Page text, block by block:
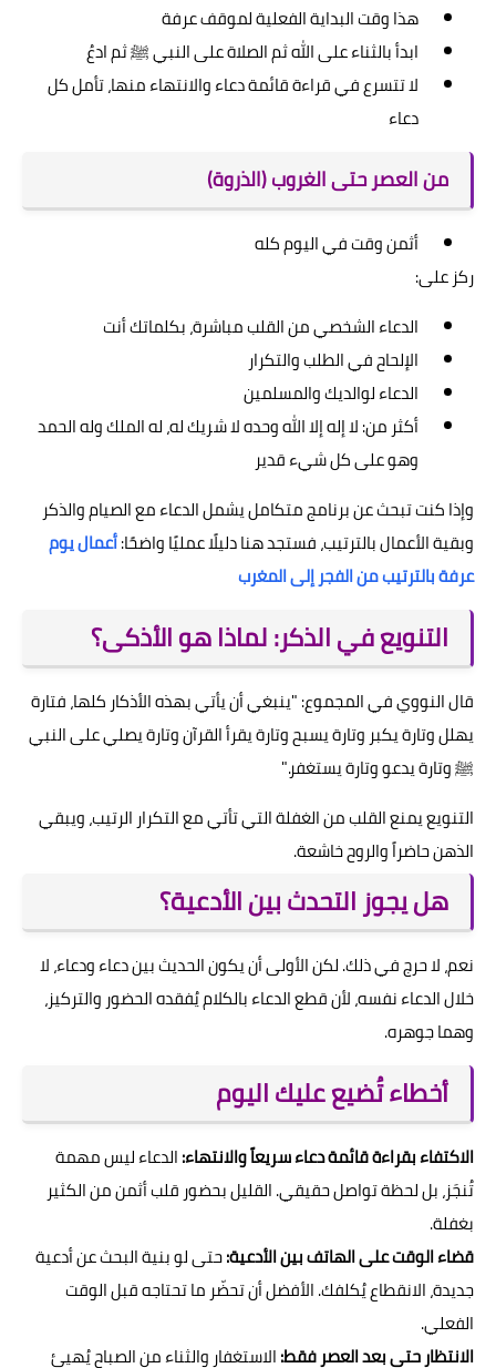
هذا وقت البداية الفعلية لموقف عرفة
ابدأ بالثناء على الله ثم الصلاة على النبي ﷺ ثم ادعُ
لا تتسرع في قراءة قائمة دعاء والانتهاء منها، تأمل كل
دعاء
من العصر حتى الغروب (الذروة)
أثمن وقت في اليوم كله
ركز على:
الدعاء الشخصي من القلب مباشرة، بكلماتك أنت
الإلحاح في الطلب والتكرار
الدعاء لوالديك والمسلمين
أكثر من: لا إله إلا الله وحده لا شريك له، له الملك وله الحمد
وهو على كل شيء قدير
وإذا كنت تبحث عن برنامج متكامل يشمل الدعاء مع الصيام والذكر
وبقية الأعمال بالترتيب، فستجد هنا دليلًا عمليًا واضحًا:أعمال يوم
عرفة بالترتيب من الفجر إلى المغرب
التنويع في الذكر: لماذا هو الأذكى؟
قال النووي في المجموع: "ينبغي أن يأتي بهذه الأذكار كلها، فتارة
يهلل وتارة يكبر وتارة يسبح وتارة يقرأ القرآن وتارة يصلي على النبي
ﷺ وتارة يدعو وتارة يستغفر."
التنويع يمنع القلب من الغفلة التي تأتي مع التكرار الرتيب، ويبقي
الذهن حاضراً والروح خاشعة.
هل يجوز التحدث بين الأدعية؟
نعم، لا حرج في ذلك. لكن الأولى أن يكون الحديث بين دعاء ودعاء، لا
خلال الدعاء نفسه، لأن قطع الدعاء بالكلام يُفقده الحضور والتركيز،
وهما جوهره.
أخطاء تُضيع عليك اليوم
الاكتفاء بقراءة قائمة دعاء سريعاً والانتهاء:الدعاء ليس مهمة
تُنجَز، بل لحظة تواصل حقيقي. القليل بحضور قلب أثمن من الكثير
بغفلة.
قضاء الوقت على الهاتف بين الأدعية:حتى لو بنية البحث عن أدعية
جديدة، الانقطاع يُكلفك. الأفضل أن تحضّر ما تحتاجه قبل الوقت
الفعلي.
الانتظار حتى بعد العصر فقط:الاستغفار والثناء من الصباح يُهيئ